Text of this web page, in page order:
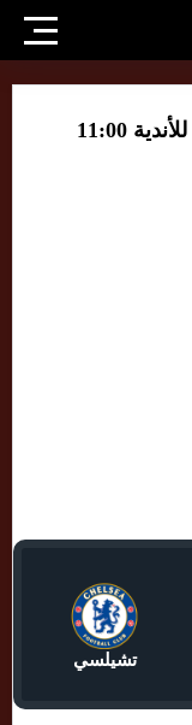
11:00
تشيلسي